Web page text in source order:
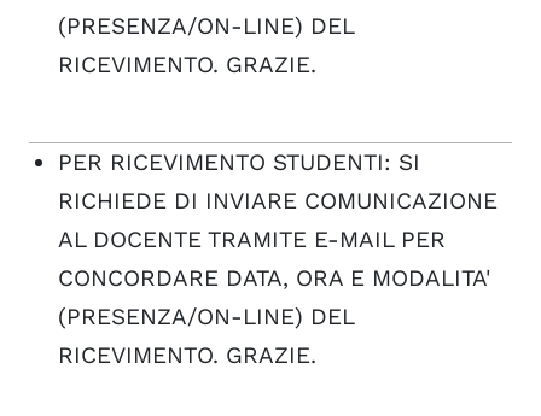
(PRESENZA/ON-LINE) DEL
RICEVIMENTO. GRAZIE.
PER RICEVIMENTO STUDENTI: SI
RICHIEDE DI INVIARE COMUNICAZIONE
AL DOCENTE TRAMITE E-MAIL PER
CONCORDARE DATA, ORA E MODALITA'
(PRESENZA/ON-LINE) DEL
RICEVIMENTO. GRAZIE.